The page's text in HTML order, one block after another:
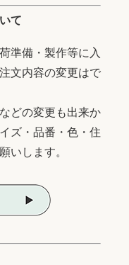
て
準備・製作等に入
文内容の変更はで
どの変更も出来か
ズ・品番・色・住
いします。